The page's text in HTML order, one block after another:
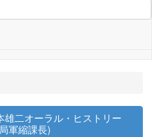
雄二オーラル・ヒストリー
軍縮課長)